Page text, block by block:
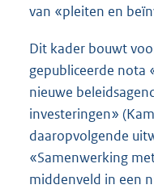
van «pleiten en
Dit kader bouwt
gepubliceerde nota
nieuwe
investeringen»
daaropvolgende
«Samenwerking
middenveld in een